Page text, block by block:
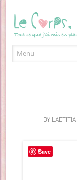
BY LAETITIA
Save